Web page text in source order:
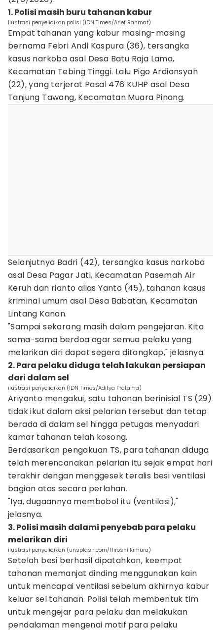
1. Polisi masih buru tahanan kabur
Ilustrasi penyelidikan polisi (IDN Times/Arief Rahmat)
Empat tahanan yang kabur masing-masing
bernama Febri Andi Kaspura (36), tersangka
kasus narkoba asal Desa Batu Raja Lama,
Kecamatan Tebing Tinggi. Lalu Pigo Ardiansyah
(22), yang terjerat Pasal 476 KUHP asal Desa
Tanjung Tawang, Kecamatan Muara Pinang.
Selanjutnya Badri (42), tersangka kasus narkoba
asal Desa Pagar Jati, Kecamatan Pasemah Air
Keruh dan rianto alias Yanto (45), tahanan kasus
kriminal umum asal Desa Babatan, Kecamatan
Lintang Kanan.
"Sampai sekarang masih dalam pengejaran. Kita
sama-sama berdoa agar semua pelaku yang
melarikan diri dapat segera ditangkap," jelasnya.
2. Para pelaku diduga telah lakukan persiapan
dari dalam sel
ilustrasi penyelidikan (IDN Times/Aditya Pratama)
Ariyanto mengakui, satu tahanan berinisial TS (29)
tidak ikut dalam aksi pelarian tersebut dan tetap
berada di dalam sel hingga petugas menyadari
kamar tahanan telah kosong.
Berdasarkan pengakuan TS, para tahanan diduga
telah merencanakan pelarian itu sejak empat hari
terakhir dengan menggesek teralis besi ventilasi
bagian atas secara perlahan.
"Iya, dugaannya membobol itu (ventilasi),"
jelasnya.
3. Polisi masih dalami penyebab para pelaku
melarikan diri
ilustrasi penyelidikan (unsplash.com/Hiroshi Kimura)
Setelah besi berhasil dipatahkan, keempat
tahanan memanjat dinding menggunakan kain
untuk mencapai ventilasi sebelum akhirnya kabur
keluar sel tahanan. Polisi telah membentuk tim
untuk mengejar para pelaku dan melakukan
pendalaman mengenai motif para pelaku